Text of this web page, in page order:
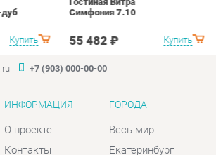
ИНФОРМАЦИЯ
Дизайн
Скидки и Акции
Политика
Гарантия
ГОРОДА